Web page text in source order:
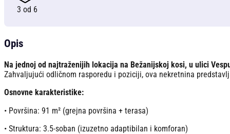
3 od 6
Opis
Na jednoj od najtraženijih lokacija na Bežanijskoj kosi, u ulici
Zahvaljujući odličnom rasporedu i poziciji, ova nekretnina
Osnovne karakteristike:
• Površina: 91 m² (grejna površina + terasa)
• Struktura: 3.5-soban (izuzetno adaptibilan i komforan)